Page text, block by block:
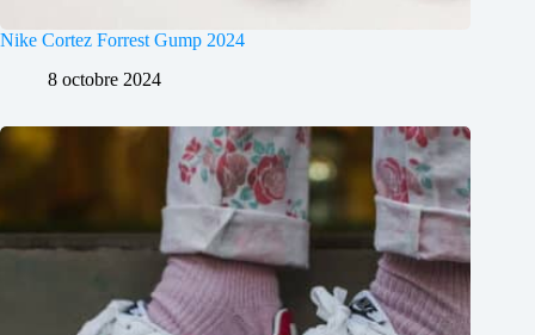
Nike Cortez Forrest Gump 2024
8 octobre 2024